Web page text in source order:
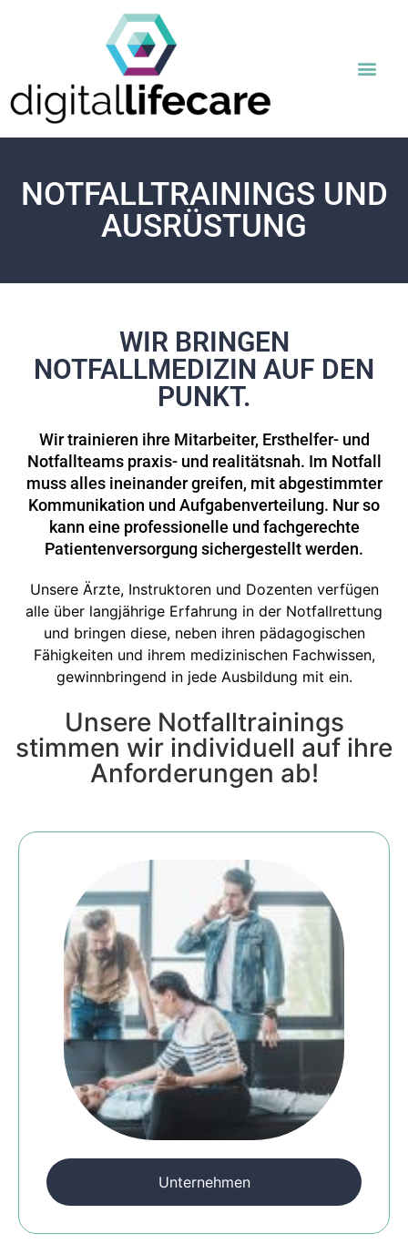
NOTFALLTRAININGS UND
AUSRÜSTUNG
WIR BRINGEN
NOTFALLMEDIZIN AUF DEN
PUNKT.
Wir trainieren ihre Mitarbeiter, Ersthelfer- und
Notfallteams praxis- und realitätsnah. Im Notfall
muss alles ineinander greifen, mit abgestimmter
Kommunikation und Aufgabenverteilung. Nur so
kann eine professionelle und fachgerechte
Patientenversorgung sichergestellt werden.
Unsere Ärzte, Instruktoren und Dozenten verfügen
alle über langjährige Erfahrung in der Notfallrettung
und bringen diese, neben ihren pädagogischen
Fähigkeiten und ihrem medizinischen Fachwissen,
gewinnbringend in jede Ausbildung mit ein.
Unsere Notfalltrainings
stimmen wir individuell auf ihre
Anforderungen ab!
Unternehmen